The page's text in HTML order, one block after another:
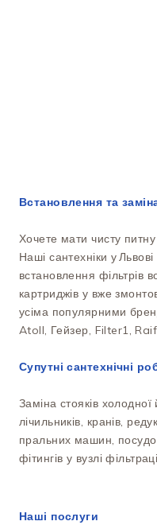
Встановлення та
Хочете мати чисту
Наші сантехніки у
встановлення фільтрів
картриджів у вже
усіма популярними
Atoll, Гейзер, Filter1,
Супутні сантехнічні
Заміна стояків
лічильників, кранів,
пральних машин,
фітингів у вузлі
Наші послуги